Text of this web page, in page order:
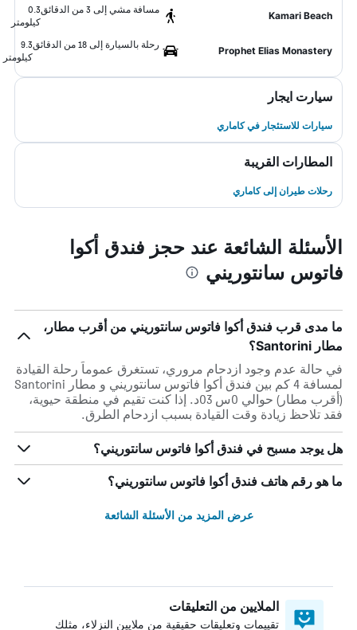
Kamari Beach
مسافة مشي إلى 3 من الدقائق
0.3
كيلومتر
Prophet Elias Monastery
رحلة بالسيارة إلى 18 من الدقائق
9.3
كيلومتر
سيارت ايجار
سيارات للاستئجار في كاماري
المطارات القريبة
رحلات طيران إلى كاماري
الأسئلة الشائعة عند حجز فندق أكوا
فاتوس سانتوريني
ما مدى قرب فندق أكوا فاتوس سانتوريني من أقرب مطار،
مطار Santorini؟
في حالة عدم وجود ازدحام مروري، تستغرق عموماً رحلة القيادة
لمسافة 4 كم بين فندق أكوا فاتوس سانتوريني و مطار Santorini
(أقرب مطار) حوالي 0س 03د. إذا كنت تقيم في منطقة حيوية،
فقد تلاحظ زيادة وقت القيادة بسبب ازدحام الطرق.
هل يوجد مسبح في فندق أكوا فاتوس سانتوريني؟
ما هو رقم هاتف فندق أكوا فاتوس سانتوريني؟
عرض المزيد من الأسئلة الشائعة
الملايين من التعليقات
تقييمات وتعليقات حقيقية من ملايين النزلاء، مثلك